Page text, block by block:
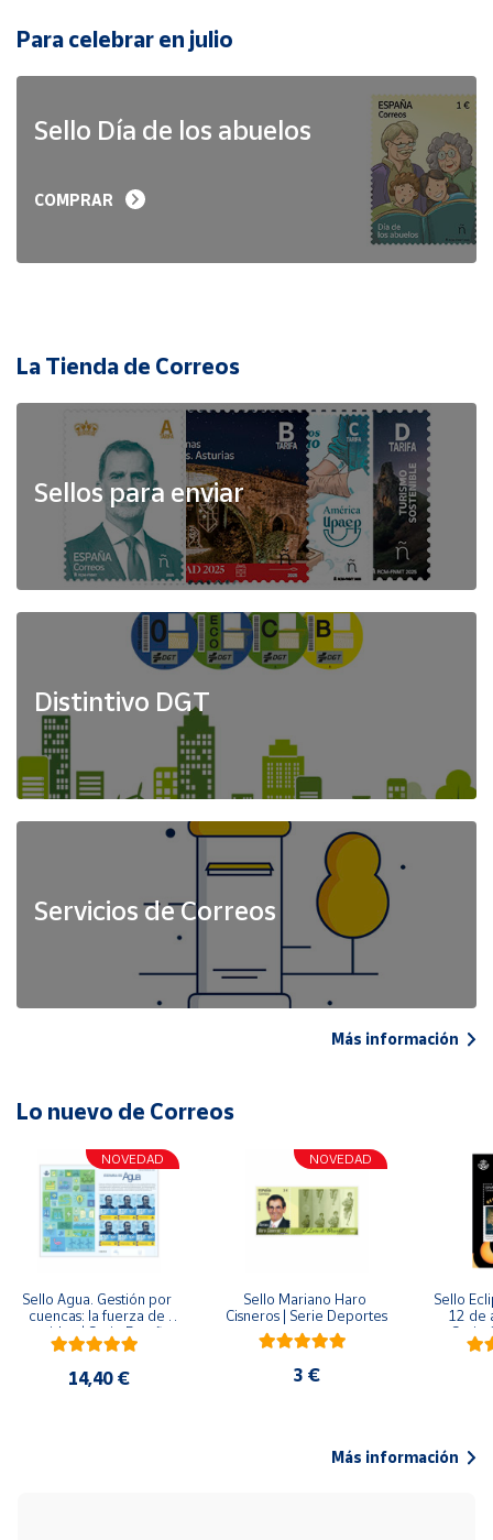
Para celebrar en julio
Sello Día de los abuelos
COMPRAR
La Tienda de Correos
Sellos para enviar
Distintivo DGT
Servicios de Correos
Más información
Lo nuevo de Correos
NOVEDAD
Sello Agua. Gestión por
cuencas: la fuerza de
una idea.| Serie España
ES| Pliego Premium
14,40 €
NOVEDAD
Sello Mariano Haro
Cisneros | Serie Deportes
3 €
Sello
12 de
Serie
Más información